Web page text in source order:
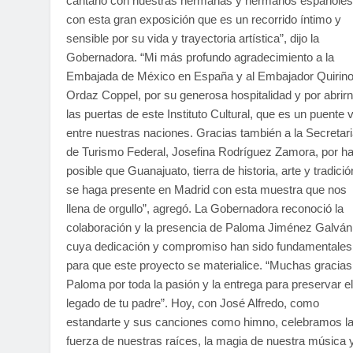
con esta gran exposición que es un recorrido íntimo y
sensible por su vida y trayectoria artística”, dijo la
Gobernadora. “Mi más profundo agradecimiento a la
Embajada de México en España y al Embajador Quirino
Ordaz Coppel, por su generosa hospitalidad y por
las puertas de este Instituto Cultural, que es un puente
entre nuestras naciones. Gracias también a la
de Turismo Federal, Josefina Rodríguez Zamora, por
posible que Guanajuato, tierra de historia, arte y
se haga presente en Madrid con esta muestra que nos
llena de orgullo”, agregó. La Gobernadora reconoció la
colaboración y la presencia de Paloma Jiménez
cuya dedicación y compromiso han sido fundamentales
para que este proyecto se materialice. “Muchas gracias
Paloma por toda la pasión y la entrega para preservar el
legado de tu padre”. Hoy, con José Alfredo, como
estandarte y sus canciones como himno, celebramos la
fuerza de nuestras raíces, la magia de nuestra música